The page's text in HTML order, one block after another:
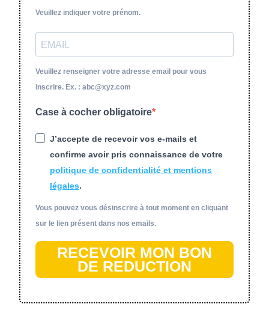
Veuillez indiquer votre prénom.
Veuillez renseigner votre adresse email pour vous
inscrire. Ex. : abc@xyz.com
Case à cocher obligatoire
J’accepte de recevoir vos e-mails et
confirme avoir pris connaissance de votre
politique de confidentialité et mentions
légales.
Vous pouvez vous désinscrire à tout moment en cliquant
sur le lien présent dans nos emails.
RECEVOIR MON BON
DE REDUCTION